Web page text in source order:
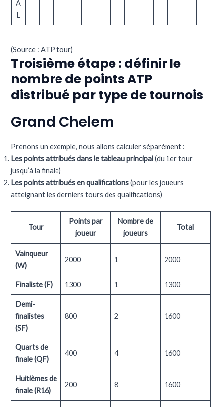
A
L
(Source :ATP tour)
Troisième étape : définir le
nombre de points ATP
distribué par type de tournois
Grand Chelem
Prenons un exemple, nous allons calculer séparément :
Les points attribués dans le tableau principal(du 1er tour
jusqu’à la finale)
Les points attribués en qualifications(pour les joueurs
atteignant les derniers tours des qualifications)
Tour
Points par
joueur
Nombre de
joueurs
Total
Vainqueur
(W)
2000 1 2000
Finaliste (F) 1300 1 1300
Demi-
finalistes
(SF)
800 2 1600
Quarts de
finale (QF)
400 4 1600
Huitièmes de
finale (R16)
200 8 1600